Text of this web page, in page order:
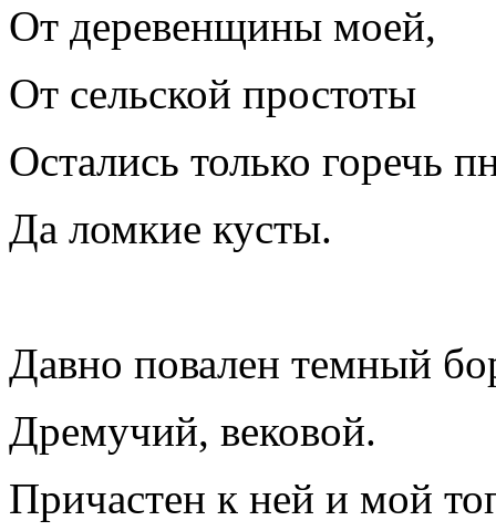
От деревенщины моей,
От сельской простоты
Остались только горечь
Да ломкие кусты.
Давно повален темный
Дремучий, вековой.
Причастен к ней и мой